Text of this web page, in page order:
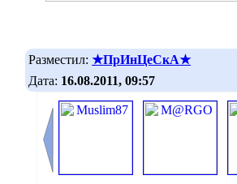
Разместил: ★ПрИнЦеСкА★
Дата: 16.08.2011, 09:57